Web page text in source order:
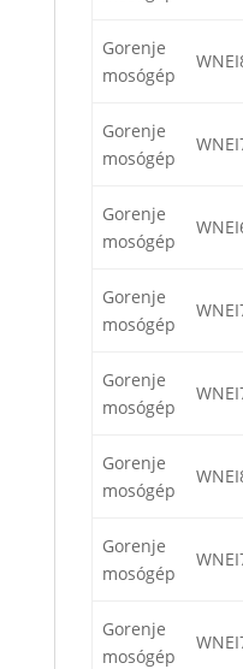
Gorenje
mosógép
Gorenje
mosógép
Gorenje
mosógép
Gorenje
mosógép
Gorenje
mosógép
Gorenje
mosógép
Gorenje
mosógép
Gorenje
mosógép